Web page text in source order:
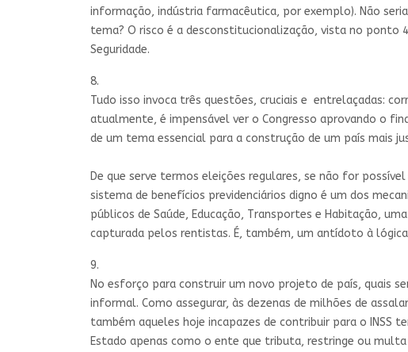
informação, indústria farmacêutica, por exemplo). Não
tema? O risco é a desconstitucionalização, vista no
Seguridade.
8.
Tudo isso invoca três questões, cruciais e entrelaçadas:
atualmente, é impensável ver o Congresso aprovando o
de um tema essencial para a construção de um país mais
De que serve termos eleições regulares, se não for
sistema de benefícios previdenciários digno é um dos
públicos de Saúde, Educação, Transportes e Habitação,
capturada pelos rentistas. É, também, um antídoto à
9.
No esforço para construir um novo projeto de país, quais
informal. Como assegurar, às dezenas de milhões de
também aqueles hoje incapazes de contribuir para o INSS
Estado apenas como o ente que tributa, restringe ou